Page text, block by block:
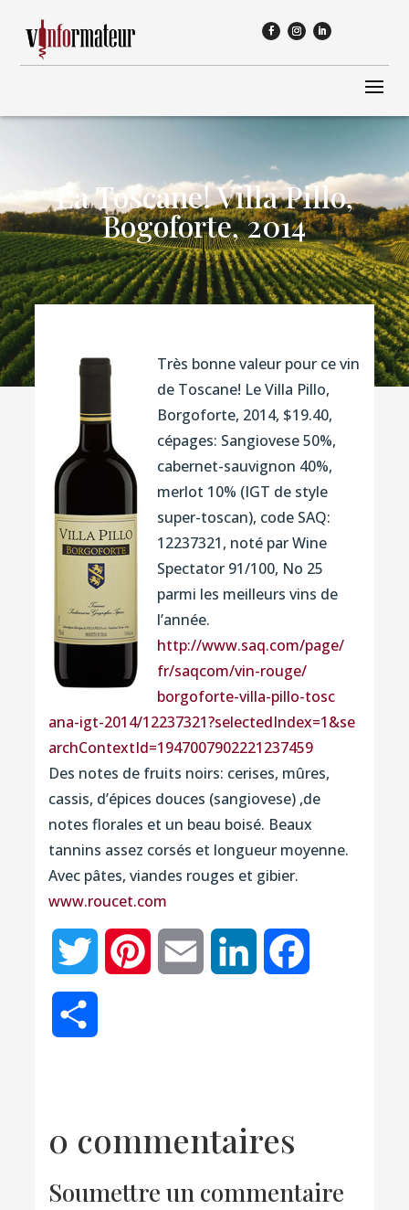
La Toscane! Villa Pillo,
Bogoforte, 2014
Très bonne valeur pour ce vin
de Toscane! Le Villa Pillo,
Borgoforte, 2014, $19.40,
cépages: Sangiovese 50%,
cabernet-sauvignon 40%,
merlot 10% (IGT de style
super-toscan), code SAQ:
12237321, noté par Wine
Spectator 91/100, No 25
parmi les meilleurs vins de
l’année.
http://www.saq.com/page/
fr/saqcom/vin-rouge/
borgoforte-villa-pillo-tosc
ana-igt-2014/12237321?selectedIndex=1&se
archContextId=1947007902221237459
Des notes de fruits noirs: cerises, mûres,
cassis, d’épices douces (sangiovese) ,de
notes florales et un beau boisé. Beaux
tannins assez corsés et longueur moyenne.
Avec pâtes, viandes rouges et gibier.
www.roucet.com
Twitter Pinterest Email LinkedIn
0 commentaires
Soumettre un commentaire